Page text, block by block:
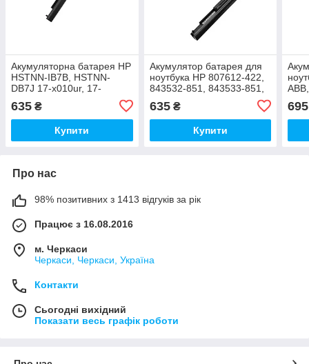
Акумуляторна батарея HP
HSTNN-IB7B, HSTNN-
DB7J 17-x010ur, 17-
y018ur
635 ₴
Купити
Акумулятор батарея для
ноутбука HP 807612-422,
843532-851, 843533-851,
844197-850, HSTNN-DB7I,
HSTNN-IB7A
635₴
Купити
695
Про нас
98% позитивних з 1413 відгуків за рік
Працює з 16.08.2016
м. Черкаси
Черкаси, Черкаси, Україна
Контакти
Сьогодні вихідний
Показати весь графік роботи